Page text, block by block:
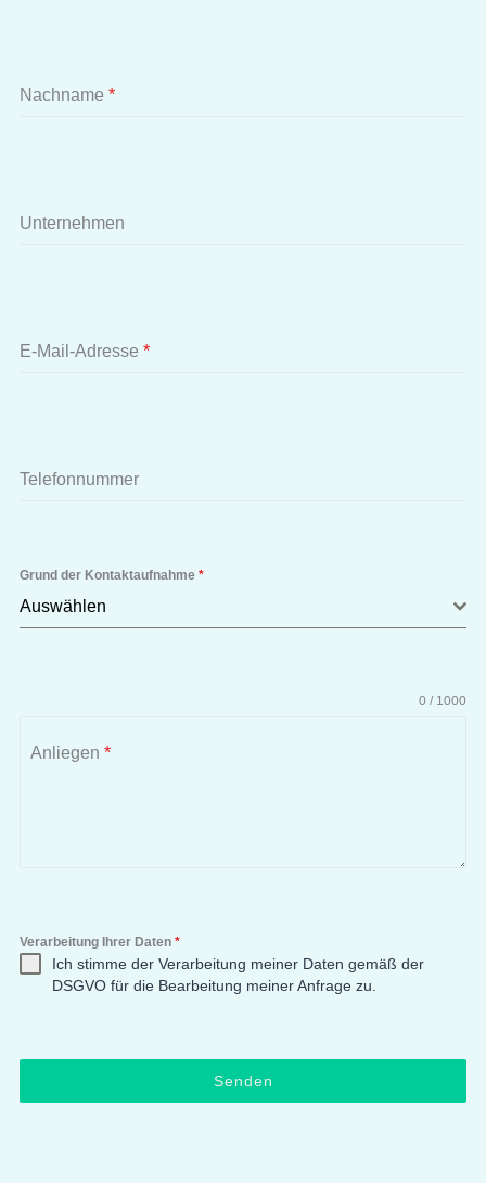
Nachname *
Unternehmen
E-Mail-Adresse *
Telefonnummer
Grund der Kontaktaufnahme *
Auswählen
Anliegen *
0 / 1000
Verarbeitung Ihrer Daten *
Ich stimme der Verarbeitung meiner Daten gemäß der
DSGVO für die Bearbeitung meiner Anfrage zu.
Senden